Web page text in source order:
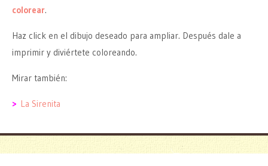
colorear.
Haz click en el dibujo deseado para ampliar. Después dale a
imprimir y diviértete coloreando.
Mirar también:
> La Sirenita